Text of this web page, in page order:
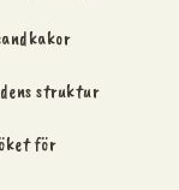
struktur
för